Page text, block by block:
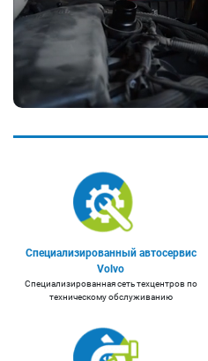
Специализированный автосервис
Volvo
Специализированная сеть техцентров по
техническому обслуживанию